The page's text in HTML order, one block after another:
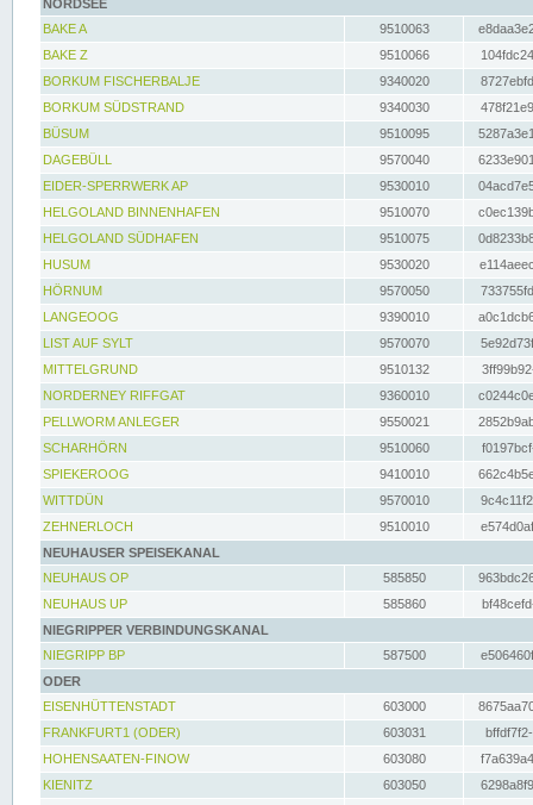
NORDSEE
BAKE A
9510063
BAKE Z
9510066
BORKUM FISCHERBALJE
9340020
BORKUM SÜDSTRAND
9340030
BÜSUM
9510095
DAGEBÜLL
9570040
EIDER-SPERRWERK AP
9530010
HELGOLAND BINNENHAFEN
9510070
HELGOLAND SÜDHAFEN
9510075
HUSUM
9530020
HÖRNUM
9570050
LANGEOOG
9390010
LIST AUF SYLT
9570070
MITTELGRUND
9510132
NORDERNEY RIFFGAT
9360010
PELLWORM ANLEGER
9550021
SCHARHÖRN
9510060
SPIEKEROOG
9410010
WITTDÜN
9570010
ZEHNERLOCH
9510010
NEUHAUSER SPEISEKANAL
NEUHAUS OP
585850
NEUHAUS UP
585860
NIEGRIPPER VERBINDUNGSKANAL
NIEGRIPP BP
587500
ODER
EISENHÜTTENSTADT
603000
FRANKFURT1 (ODER)
603031
HOHENSAATEN-FINOW
603080
KIENITZ
603050